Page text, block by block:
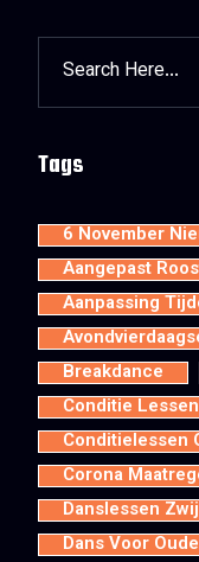
Tags
6 November
Aangepast
Aanpassing
Breakdance
Conditie Lessen
Conditielessen
Corona
Danslessen
Dans Voor